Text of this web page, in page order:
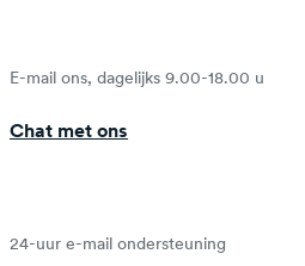
E-mail ons, dagelijks 9.00-18.00 u
Chat met ons
24-uur e-mail ondersteuning